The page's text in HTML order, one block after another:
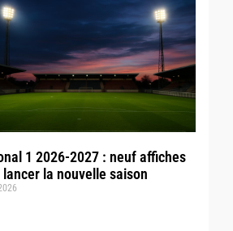
1 2026-2027 : neuf affiches
lancer la nouvelle saison